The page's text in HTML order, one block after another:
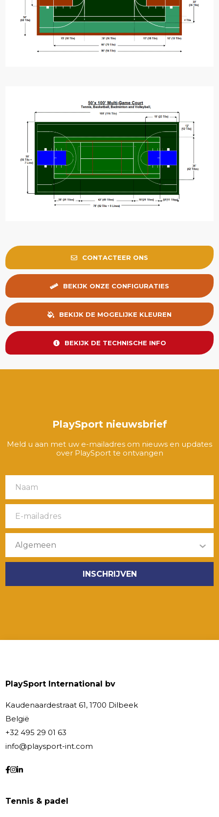
CONTACTEER ONS
BEKIJK ONZE CONFIGURATIES
BEKIJK DE MOGELIJKE KLEUREN
BEKIJK DE TECHNISCHE INFO
PlaySport nieuwsbrief
Meld u aan met uw e-mailadres om nieuws en updates
over PlaySport te ontvangen
PlaySport International bv
Kaudenaardestraat 61, 1700 Dilbeek
België
+32 495 29 01 63
info@playsport-int.com
Tennis & padel